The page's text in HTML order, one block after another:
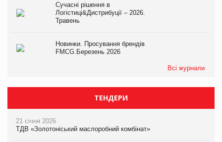
Сучасні рішення в
Логістиці&Дистрибуції – 2026.
Травень
Новинки. Просування брендів
FMCG.Березень 2026
Всі журнали
ТЕНДЕРИ
21 січня 2026
ТДВ «Золотоніський маслоробний комбінат»